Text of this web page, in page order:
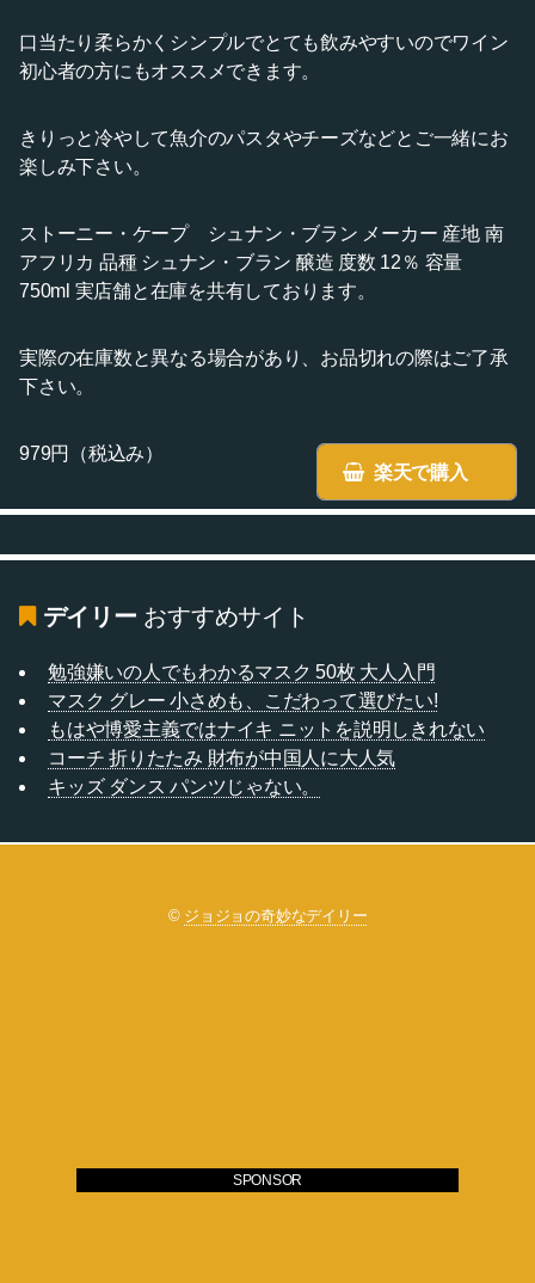
口当たり柔らかくシンプルでとても飲みやすいのでワイン
初心者の方にもオススメできます。
きりっと冷やして魚介のパスタやチーズなどとご一緒にお
楽しみ下さい。
ストーニー・ケープ シュナン・ブラン メーカー 産地 南
アフリカ 品種 シュナン・ブラン 醸造 度数 12％ 容量
750ml 実店舗と在庫を共有しております。
実際の在庫数と異なる場合があり、お品切れの際はご了承
下さい。
楽天で購入
979円（税込み）
デイリー おすすめサイト
勉強嫌いの人でもわかるマスク 50枚 大人入門
マスク グレー 小さめも、こだわって選びたい!
もはや博愛主義ではナイキ ニットを説明しきれない
コーチ 折りたたみ 財布が中国人に大人気
キッズ ダンス パンツじゃない。
© ジョジョの奇妙なデイリー
SPONSOR